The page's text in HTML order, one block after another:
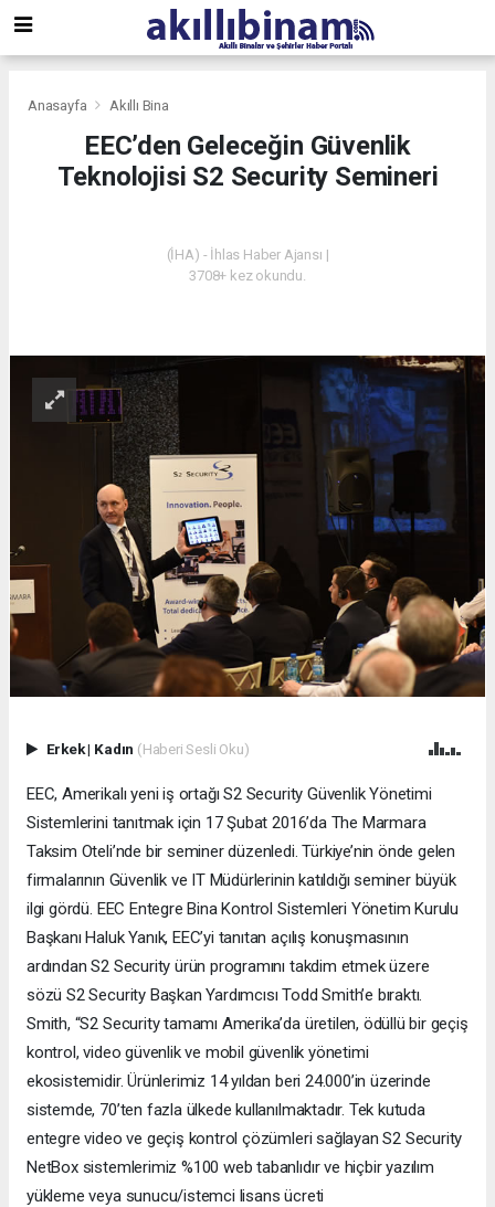
Anasayfa Akıllı Bina
EEC’den Geleceğin Güvenlik
Teknolojisi S2 Security Semineri
(İHA) - İhlas Haber Ajansı |
3708+ kez okundu.
Erkek| Kadın (Haberi Sesli Oku)
EEC, Amerikalı yeni iş ortağı S2 Security Güvenlik Yönetimi
Sistemlerini tanıtmak için 17 Şubat 2016’da The Marmara
Taksim Oteli’nde bir seminer düzenledi. Türkiye’nin önde gelen
firmalarının Güvenlik ve IT Müdürlerinin katıldığı seminer büyük
ilgi gördü. EEC Entegre Bina Kontrol Sistemleri Yönetim Kurulu
Başkanı Haluk Yanık, EEC’yi tanıtan açılış konuşmasının
ardından S2 Security ürün programını takdim etmek üzere
sözü S2 Security Başkan Yardımcısı Todd Smith’e bıraktı.
Smith, “S2 Security tamamı Amerika’da üretilen, ödüllü bir geçiş
kontrol, video güvenlik ve mobil güvenlik yönetimi
ekosistemidir. Ürünlerimiz 14 yıldan beri 24.000’in üzerinde
sistemde, 70’ten fazla ülkede kullanılmaktadır. Tek kutuda
entegre video ve geçiş kontrol çözümleri sağlayan S2 Security
NetBox sistemlerimiz %100 web tabanlıdır ve hiçbir yazılım
yükleme veya sunucu/istemci lisans ücreti